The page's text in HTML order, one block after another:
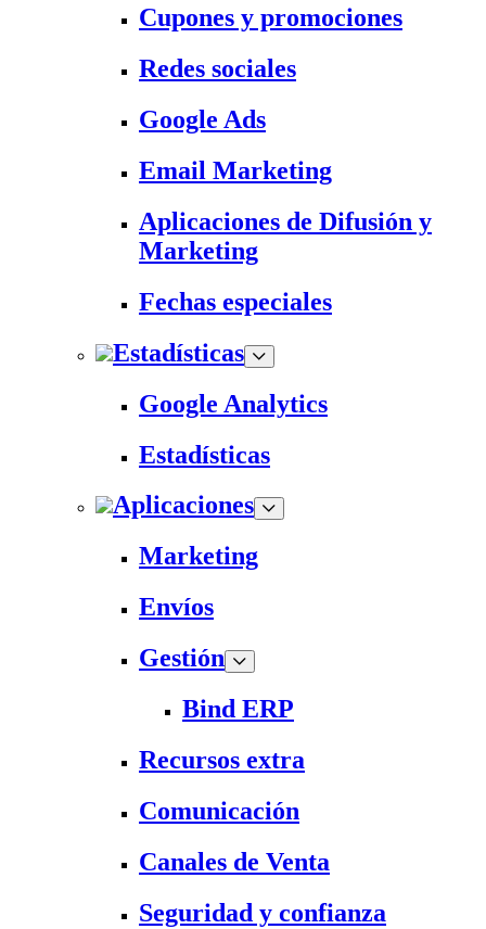
Cupones y promociones
Redes sociales
Google Ads
Email Marketing
Aplicaciones de Difusión y
Marketing
Fechas especiales
Estadísticas
Google Analytics
Estadísticas
Aplicaciones
Marketing
Envíos
Gestión
Bind ERP
Recursos extra
Comunicación
Canales de Venta
Seguridad y confianza